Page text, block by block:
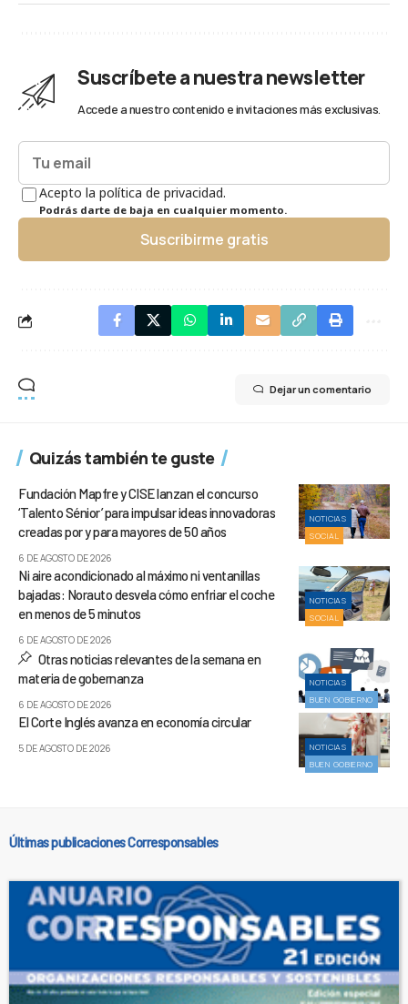
Suscríbete a nuestra newsletter
Accede a nuestro contenido e invitaciones más exclusivas.
Acepto la política de privacidad.
Podrás darte de baja en cualquier momento.
Suscribirme gratis
Dejar un comentario
Quizás también te guste
NOTICIAS
SOCIAL
Fundación Mapfre y CISE lanzan el concurso
‘Talento Sénior’ para impulsar ideas innovadoras
creadas por y para mayores de 50 años
6 DE AGOSTO DE 2026
NOTICIAS
SOCIAL
Ni aire acondicionado al máximo ni ventanillas
bajadas: Norauto desvela cómo enfriar el coche
en menos de 5 minutos
6 DE AGOSTO DE 2026
NOTICIAS
BUEN GOBIERNO
Otras noticias relevantes de la semana en
materia de gobernanza
6 DE AGOSTO DE 2026
NOTICIAS
BUEN GOBIERNO
El Corte Inglés avanza en economía circular
5 DE AGOSTO DE 2026
Últimas publicaciones Corresponsables